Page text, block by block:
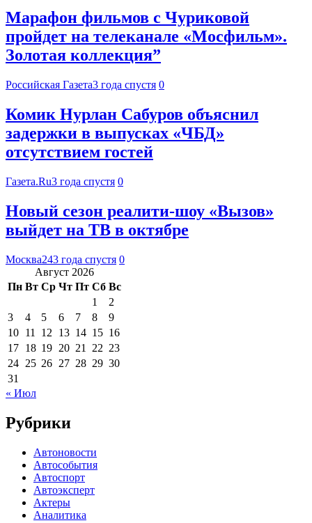
Марафон фильмов с Чуриковой
пройдет на телеканале «Мосфильм».
Золотая коллекция”
Российская Газета3 года спустя 0
Комик Нурлан Сабуров объяснил
задержки в выпусках «ЧБД»
отсутствием гостей
Газета.Ru3 года спустя 0
Новый сезон реалити-шоу «Вызов»
выйдет на ТВ в октябре
Москва243 года спустя 0
Август 2026
Пн Вт Ср Чт Пт Сб Вс
1
2
3
4 5 6 7 8
9
10 11 12 13 14 15 16
17 18 19 20 21 22 23
24 25 26 27 28 29 30
31
« Июл
Рубрики
Автоновости
Автособытия
Автоспорт
Автоэксперт
Актеры
Аналитика